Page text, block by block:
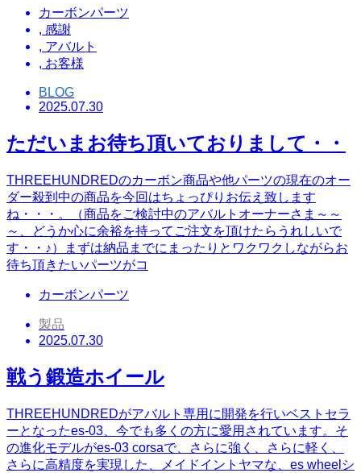
カーボンパーツ
, 感謝
, アバルト
, お客様
BLOG
2025.07.30
ただいまお待ち頂いておりまして・・
THREEHUNDREDのカーボン商品や他パーツの現在のオー
ダー殺到中の商品を今回はちょっぴりお伝え致します
ね・・・。（商品をご検討中のアバルトオーナーさま～～
～、どうか心に余裕を持ってご注文を頂けたらうれしいで
す・・♪）まずは納品までにまったりとワクワクしながらお
待ち頂きたいパーツがコ
カーボンパーツ
製品
2025.07.30
戦う鍛造ホイール
THREEHUNDREDがアバルト専用に開発を行いベストセラ
ーとなったes-03、今でも多くの方に愛用されています。そ
の進化モデルがes-03 corsaで、さらに強く、さらに軽く、
さらに高精度を実現した、メイドイントヤマな、es wheelシ